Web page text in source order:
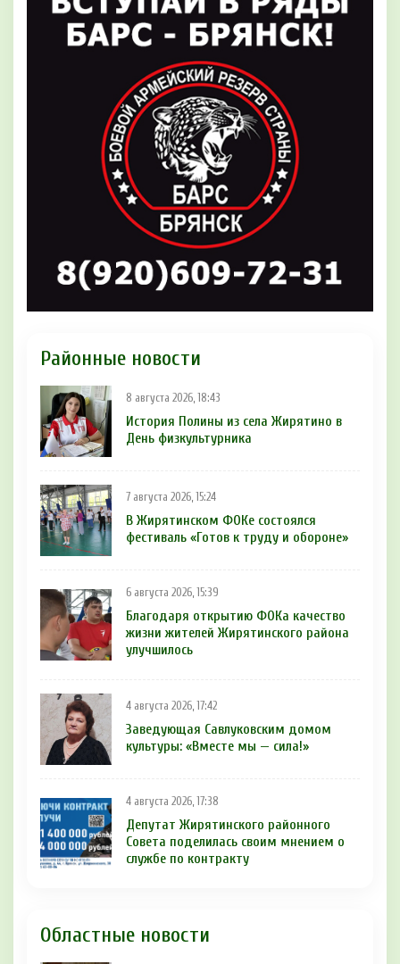
Районные новости
8 августа 2026, 18:43
История Полины из села Жирятино в
День физкультурника
7 августа 2026, 15:24
В Жирятинском ФОКе состоялся
фестиваль «Готов к труду и обороне»
6 августа 2026, 15:39
Благодаря открытию ФОКа качество
жизни жителей Жирятинского района
улучшилось
4 августа 2026, 17:42
Заведующая Савлуковским домом
культуры: «Вместе мы — сила!»
4 августа 2026, 17:38
Депутат Жирятинского районного
Совета поделилась своим мнением о
службе по контракту
Областные новости